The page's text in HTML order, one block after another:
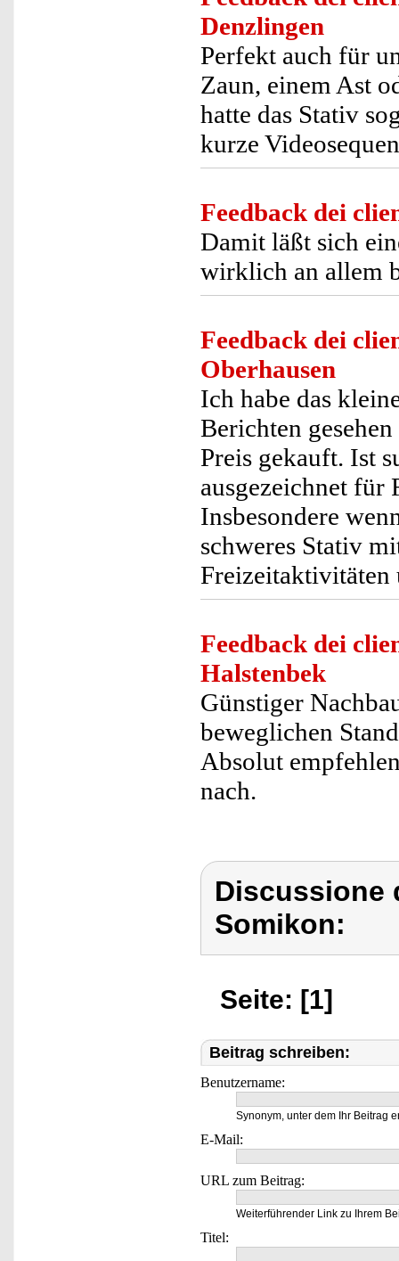
Denzlingen
Perfekt auch für
Zaun, einem Ast
hatte das Stativ
kurze
Feedback dei
Damit läßt sich
wirklich an allem
Feedback dei
Oberhausen
Ich habe das
Berichten
Preis gekauft. Ist
ausgezeichnet für
Insbesondere
schweres Stativ
Feedback dei
Halstenbek
Günstiger
beweglichen
Absolut
nach.
Discussione
Somikon:
Seite: [1]
Beitrag schreiben:
Benutzername:
Synonym, unter dem Ihr Beitrag
E-Mail:
URL zum Beitrag:
Weiterführender Link zu Ihrem
Titel: